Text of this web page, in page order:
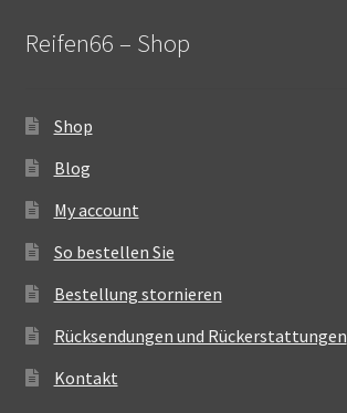
Reifen66 – Shop
Shop
Blog
My account
So bestellen Sie
Bestellung stornieren
Rücksendungen und Rückerstattungen
Kontakt